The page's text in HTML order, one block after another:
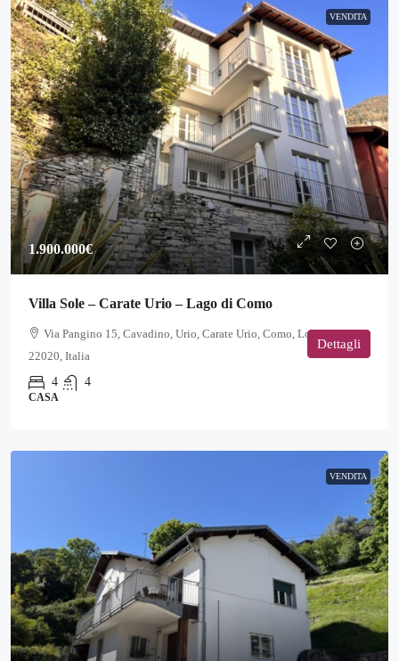
VENDITA
1.900.000€
Villa Sole – Carate Urio – Lago di Como
Via Pangino 15, Cavadino, Urio, Carate Urio, Como, Lombardia,
22020, Italia
4
4
CASA
Dettagli
VENDITA